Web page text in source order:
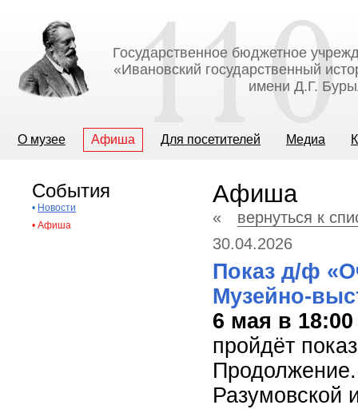
Государственное бюджетное
«Ивановский государственный
имени Д.Г.
О музее Афиша Для посетителей Медиа
События
• Новости
• Афиша
Афиша
« вернуться к
30.04.2026
Показ д/ф
Музейно-
6 мая в 18:00
пройдёт
Разумовской